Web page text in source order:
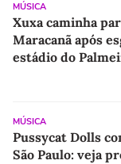
MÚSICA
Xuxa caminha
Maracanã após
estádio do
MÚSICA
Pussycat Dolls
São Paulo: veja